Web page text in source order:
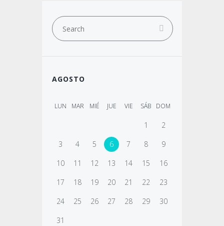
AGOSTO
LUN MAR MIÉ JUE VIE SÁB DOM
1
2
3
4 5 6 7 8
9
10
11 12 13 14 15
16
17
18 19 20 21 22
23
24
25 26 27 28 29
30
31